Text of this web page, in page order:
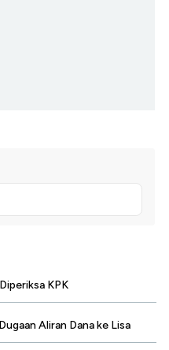
KPK
Aliran Dana ke Lisa